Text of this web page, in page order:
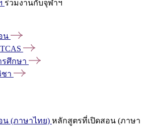
ร่วมงานกับจุฬาฯ
น
TCAS
รศึกษา
า
น (ภาษาไทย) หลักสูตรที่เปิดสอน (ภาษา